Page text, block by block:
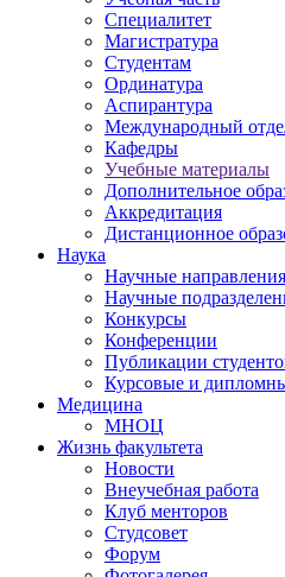
Специалитет
Магистратура
Студентам
Ординатура
Аспирантура
Международный
Кафедры
Учебные материалы
Дополнительное
Аккредитация
Дистанционное
Наука
Научные направления
Научные
Конкурсы
Конференции
Публикации
Курсовые и
Медицина
МНОЦ
Жизнь факультета
Новости
Внеучебная работа
Клуб менторов
Студсовет
Форум